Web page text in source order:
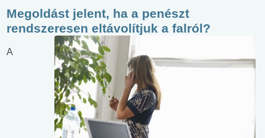
Megoldást jelent, ha a penészt
rendszeresen eltávolítjuk a falról?
A